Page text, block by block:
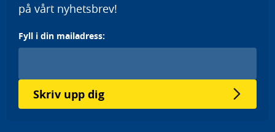
på vårt nyhetsbrev!
Fyll i din mailadress:
Skriv upp dig